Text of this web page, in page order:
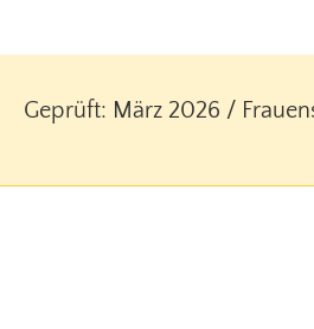
Geprüft: März 2026 /